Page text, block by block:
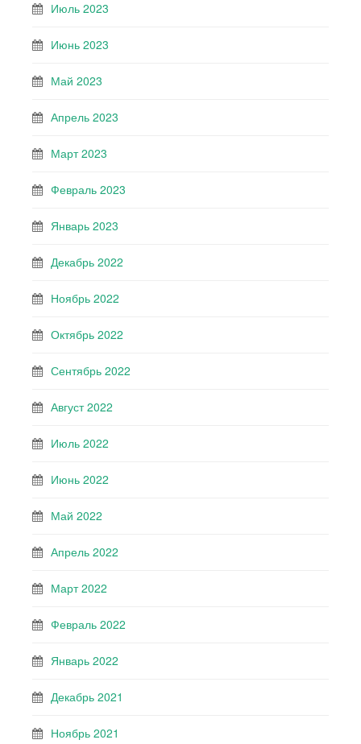
Июль 2023
Июнь 2023
Май 2023
Апрель 2023
Март 2023
Февраль 2023
Январь 2023
Декабрь 2022
Ноябрь 2022
Октябрь 2022
Сентябрь 2022
Август 2022
Июль 2022
Июнь 2022
Май 2022
Апрель 2022
Март 2022
Февраль 2022
Январь 2022
Декабрь 2021
Ноябрь 2021